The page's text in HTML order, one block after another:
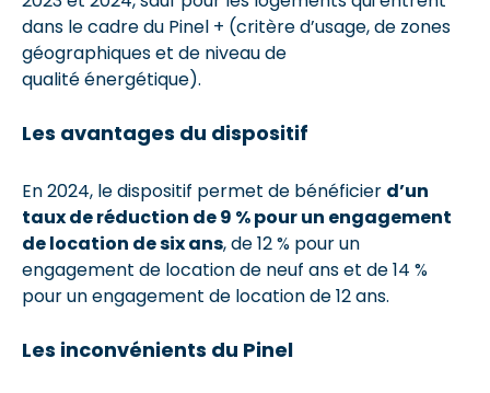
dans le cadre du Pinel + (critère d’usage, de zones
géographiques et de niveau de
qualité énergétique).
Les avantages du dispositif
En 2024, le dispositif permet de bénéficier d’un
taux de réduction de 9 % pour un engagement
de location de six ans, de 12 % pour un
engagement de location de neuf ans et de 14 %
pour un engagement de location de 12 ans.
Les inconvénients du Pinel